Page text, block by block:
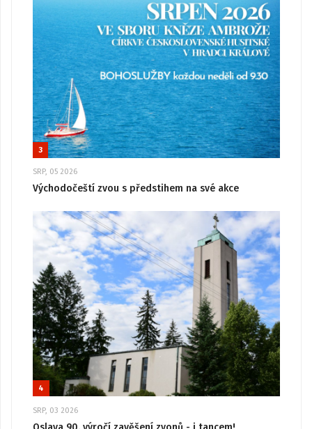
3
SRP, 05 2026
Východočeští zvou s předstihem na své akce
4
SRP, 03 2026